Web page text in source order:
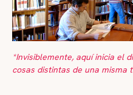
*Invisiblemente, aquí inicia el
cosas distintas de una misma